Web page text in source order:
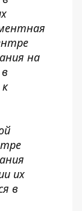
на
их
в